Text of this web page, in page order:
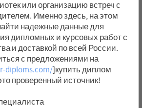
или организацию встреч с
Именно здесь, на этом
надежные данные для
дипломных и курсовых работ с
и доставкой по всей России.
с предложениями на
diploms.com/]купить диплом
проверенный источник!